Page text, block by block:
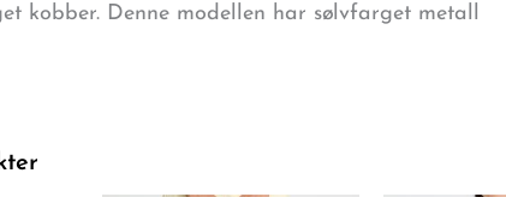
kobber. Denne modellen har sølvfarget metall